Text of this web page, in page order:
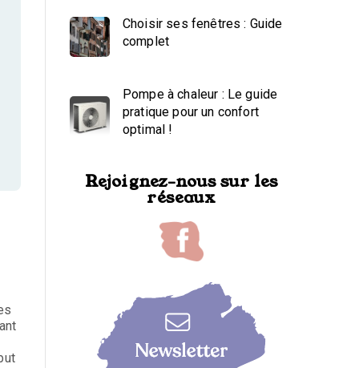
Choisir ses fenêtres : Guide
complet
Pompe à chaleur : Le guide
pratique pour un confort
optimal !
Rejoignez-nous sur les
réseaux